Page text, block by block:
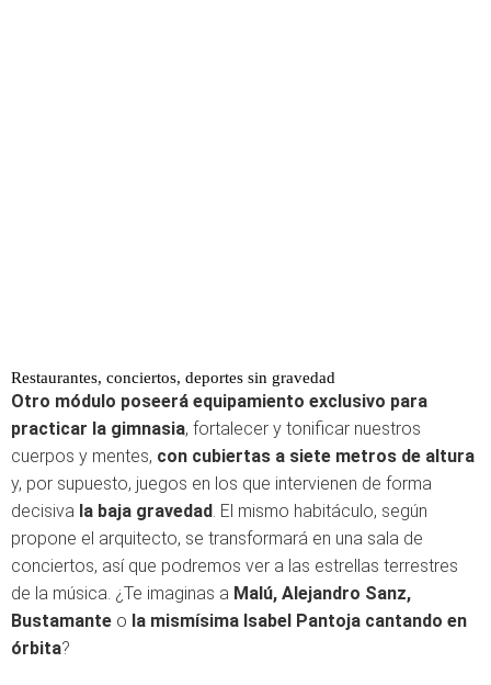
Restaurantes, conciertos, deportes sin gravedad
Otro módulo poseerá equipamiento exclusivo para
practicar la gimnasia, fortalecer y tonificar nuestros
cuerpos y mentes, con cubiertas a siete metros de altura
y, por supuesto, juegos en los que intervienen de forma
decisiva la baja gravedad . El mismo habitáculo, según
propone el arquitecto, se transformará en una sala de
conciertos, así que podremos ver a las estrellas terrestres
de la música. ¿Te imaginas a Malú, Alejandro Sanz,
Bustamante o la mismísima Isabel Pantoja cantando en
órbita?